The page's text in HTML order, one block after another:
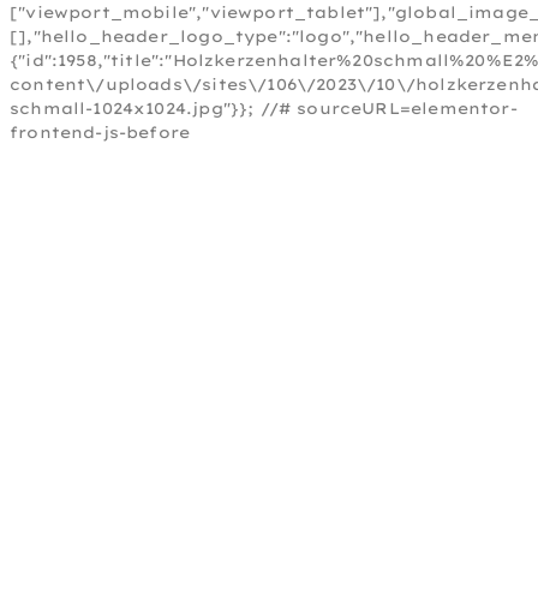
content\/uploads\/sites\/106\/2023\/10\/
schmall-1024x1024.jpg"}}; //# sourceURL=elementor-
frontend-js-before